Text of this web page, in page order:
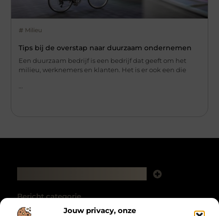
Jouw privacy, onze
Milieu
Tips bij de overstap naar duurzaam ondernemen
Een duurzaam bedrijf is een bedrijf dat geeft om het
milieu, werknemers en klanten. Het is er ook een die
Bericht categorie